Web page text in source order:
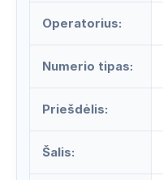
Operatorius:
Numerio tipas:
Priešdėlis:
Šalis: